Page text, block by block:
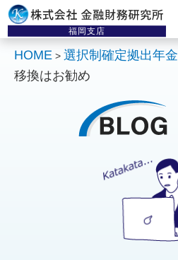
福岡支店
HOME >選択制確定拠出年金
移換はお勧め